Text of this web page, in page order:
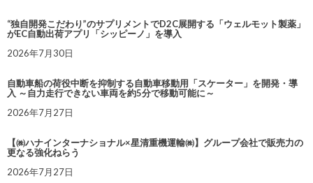
“独自開発こだわり”のサプリメントでD2C展開する「ウェルモット製薬」
がEC自動出荷アプリ「シッピーノ」を導入
2026年7月30日
自動車船の荷役中断を抑制する自動車移動用「スケーター」を開発・導
入 ～自力走行できない車両を約5分で移動可能に～
2026年7月27日
【㈱ハナインターナショナル×星清重機運輸㈱】グループ会社で販売力の
更なる強化ねらう
2026年7月27日